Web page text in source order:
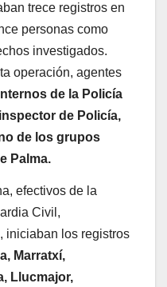
trece registros en
personas como
investigados.
operación, agentes
de la Policía
de Policía,
de los grupos
Palma.
efectivos de la
Civil,
iniciaban los registros
Marratxí,
Llucmajor,